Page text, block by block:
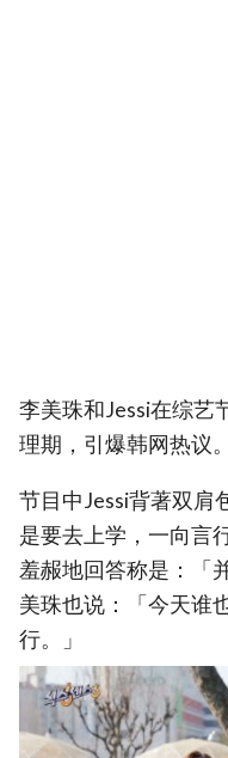
李美珠和Jessi在综艺
理期，引爆韩网热议。
节目中Jessi背著双肩
是要去上学，一向言
羞赧地回答称是：「
美珠也说：「今天谁
行。」